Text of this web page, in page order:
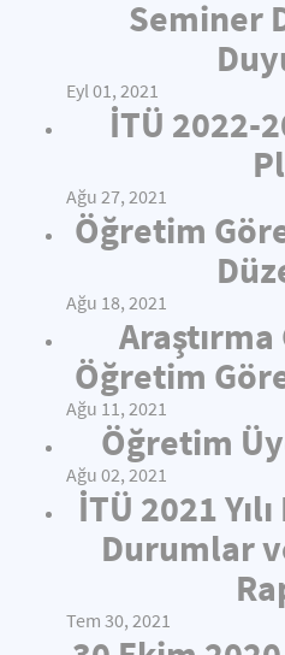
Seminer
Eyl 01, 2021
İTÜ 2022-
Ağu 27, 2021
Öğretim
Ağu 18, 2021
Öğretim
Ağu 11, 2021
Öğretim
Ağu 02, 2021
İTÜ 2021
Durumlar
Tem 30, 2021